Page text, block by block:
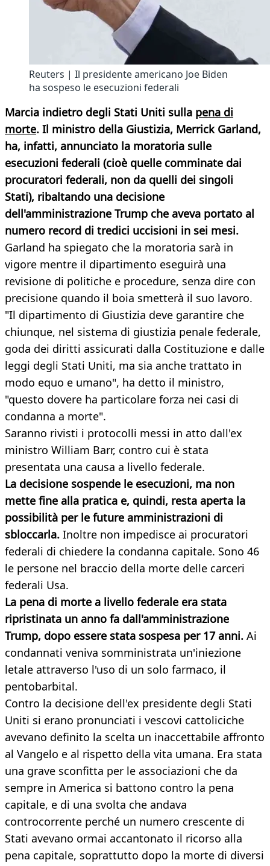
Reuters | Il presidente americano Joe Biden
ha sospeso le esecuzioni federali
Marcia indietro degli Stati Uniti sulla pena di
morte. Il ministro della Giustizia, Merrick Garland,
ha, infatti, annunciato la moratoria sulle
esecuzioni federali (cioè quelle comminate dai
procuratori federali, non da quelli dei singoli
Stati), ribaltando una decisione
dell'amministrazione Trump che aveva portato al
numero record di tredici uccisioni in sei mesi.
Garland ha spiegato che la moratoria sarà in
vigore mentre il dipartimento eseguirà una
revisione di politiche e procedure, senza dire con
precisione quando il boia smetterà il suo lavoro.
"Il dipartimento di Giustizia deve garantire che
chiunque, nel sistema di giustizia penale federale,
goda dei diritti assicurati dalla Costituzione e dalle
leggi degli Stati Uniti, ma sia anche trattato in
modo equo e umano", ha detto il ministro,
"questo dovere ha particolare forza nei casi di
condanna a morte".
Saranno rivisti i protocolli messi in atto dall'ex
ministro William Barr, contro cui è stata
presentata una causa a livello federale.
La decisione sospende le esecuzioni, ma non
mette fine alla pratica e, quindi, resta aperta la
possibilità per le future amministrazioni di
sbloccarla. Inoltre non impedisce ai procuratori
federali di chiedere la condanna capitale. Sono 46
le persone nel braccio della morte delle carceri
federali Usa.
La pena di morte a livello federale era stata
ripristinata un anno fa dall'amministrazione
Trump, dopo essere stata sospesa per 17 anni. Ai
condannati veniva somministrata un'iniezione
letale attraverso l'uso di un solo farmaco, il
pentobarbital.
Contro la decisione dell'ex presidente degli Stati
Uniti si erano pronunciati i vescovi cattoliciche
avevano definito la scelta un inaccettabile affronto
al Vangelo e al rispetto della vita umana. Era stata
una grave sconfitta per le associazioni che da
sempre in America si battono contro la pena
capitale, e di una svolta che andava
controcorrente perché un numero crescente di
Stati avevano ormai accantonato il ricorso alla
pena capitale, soprattutto dopo la morte di diversi